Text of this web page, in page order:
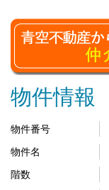
物件情報
物件番号
物件名
階数